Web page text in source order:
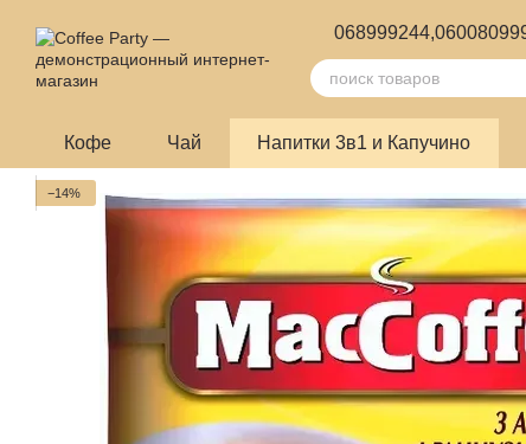
068999244,
Кофе Чай Напитки 3в1 и Капучино
−14%